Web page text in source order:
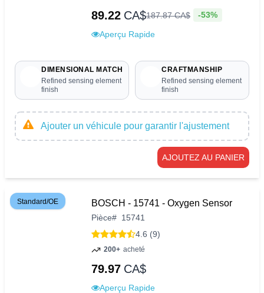
89.22 CA$187.87CA$ -53%
Aperçu Rapide
DIMENSIONAL MATCH
Refined sensing element
finish
CRAFTMANSHIP
Refined sensing element
finish
Ajouter un véhicule pour garantir l'ajustement
AJOUTEZ AU PANIER
Standard/OE BOSCH - 15741 - Oxygen Sensor
Pièce# 15741
4.6 (9)
200+ acheté
79.97 CA$
Aperçu Rapide